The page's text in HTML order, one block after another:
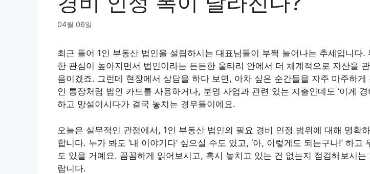
04월 06일
최근 들어 1인 부동산 법인을 설립하시는 대표님들이 부쩍 늘어나는 추세입니다.
한 관심이 높아지면서 법인이라는 든든한 울타리 안에서 더 체계적으로 자산을
음이겠죠. 그런데 현장에서 상담을 하다 보면, 아차 싶은 순간들을 자주 마주하게
인 통장처럼 법인 카드를 사용하거나, 분명 사업과 관련 있는 지출인데도 ‘이게 경
하고 망설이시다가 결국 놓치는 경우들이에요.
오늘은 실무적인 관점에서, 1인 부동산 법인의 필요 경비 인정 범위에 대해 명확
합니다. 누가 봐도 ‘내 이야기다’ 싶으실 수도 있고, ‘아, 이렇게도 되는구나!’ 하고
도 있을 거예요. 꼼꼼하게 읽어보시고, 혹시 놓치고 있는 건 없는지 점검해보시는
랍니다.